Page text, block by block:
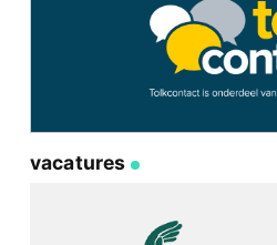
vacatures